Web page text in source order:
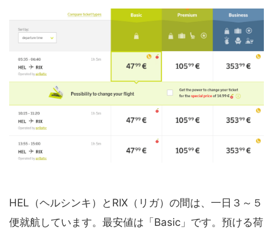
HEL（ヘルシンキ）とRIX（リガ）の間は、一日３～５
便就航しています。最安値は「Basic」です。預ける荷